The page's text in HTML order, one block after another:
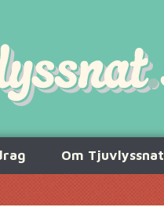
Om Tjuvlyssnat